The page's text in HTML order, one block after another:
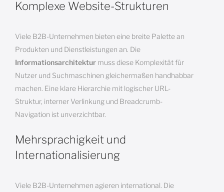
Komplexe Website-Strukturen
Viele B2B-Unternehmen bieten eine breite Palette an
Produkten und Dienstleistungen an. Die
Informationsarchitektur muss diese Komplexität für
Nutzer und Suchmaschinen gleichermaßen handhabbar
machen. Eine klare Hierarchie mit logischer URL-
Struktur, interner Verlinkung und Breadcrumb-
Navigation ist unverzichtbar.
Mehrsprachigkeit und
Internationalisierung
Viele B2B-Unternehmen agieren international. Die